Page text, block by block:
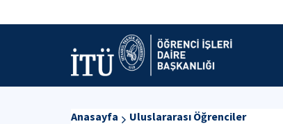
Anasayfa Uluslararası Öğrenciler